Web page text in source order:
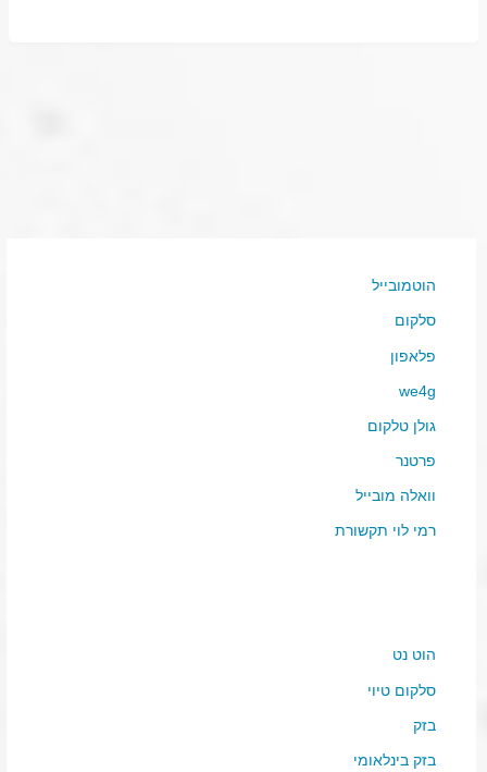
הוטמובייל
סלקום
פלאפון
we4g
גולן טלקום
פרטנר
וואלה מובייל
רמי לוי תקשורת
הוט נט
סלקום טיוי
בזק
בזק בינלאומי